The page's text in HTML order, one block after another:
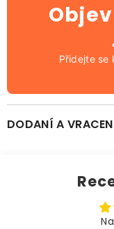
Přidejte se
DODANÍ A